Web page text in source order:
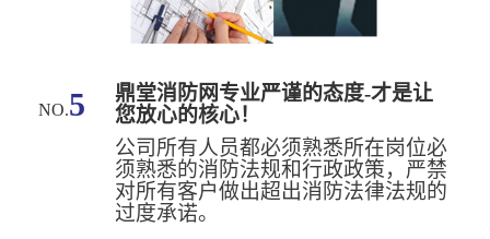
NO.5
鼎堂消防网专业严谨的态度-才是让
您放心的核心！
公司所有人员都必须熟悉所在岗位必
须熟悉的消防法规和行政政策，严禁
对所有客户做出超出消防法律法规的
过度承诺。